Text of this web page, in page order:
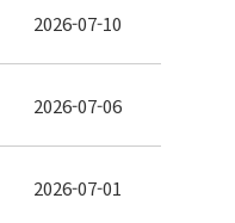
2026-07-10
2026-07-06
2026-07-01